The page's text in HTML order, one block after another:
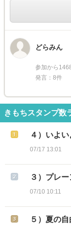
どらみん
参加から
発言：8件
きもちスタンプ数
４）いよ
07/17 13:01
３）プレ
07/10 10:11
５）夏の